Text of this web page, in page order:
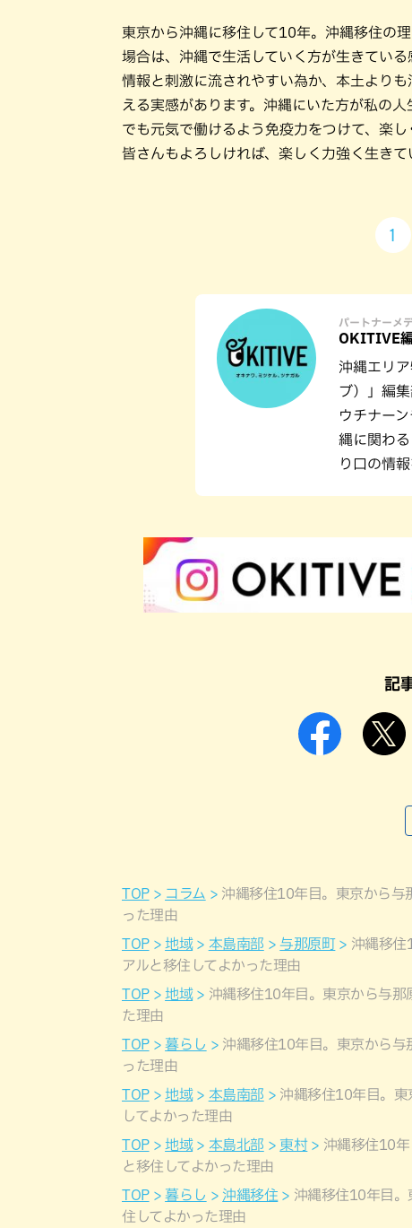
東京から沖縄に移住して10年。沖縄移住の
場合は、沖縄で生活していく方が生きてい
情報と刺激に流されやすい為か、本土より
える実感があります。沖縄にいた方が私の
でも元気で働けるよう免疫力をつけて、楽し
皆さんもよろしければ、楽しく力強く生きて
1
パートナーメ
OKITIVE
沖縄エリ
ブ）」編
ウチナー
縄に関わ
り口の情報
記
TOP コラム
沖縄移住10年目。東京から与
った理由
TOP
地域 本島南部 与那原町
沖縄移住
アルと移住してよかった理由
TOP
地域
沖縄移住10年目。東京から与那
た理由
TOP
暮らし
沖縄移住10年目。東京から与
った理由
TOP
地域 本島南部
沖縄移住10年目。東
してよかった理由
TOP
地域 本島北部 東村
沖縄移住10
と移住してよかった理由
TOP
暮らし 沖縄移住
沖縄移住10年目
住してよかった理由